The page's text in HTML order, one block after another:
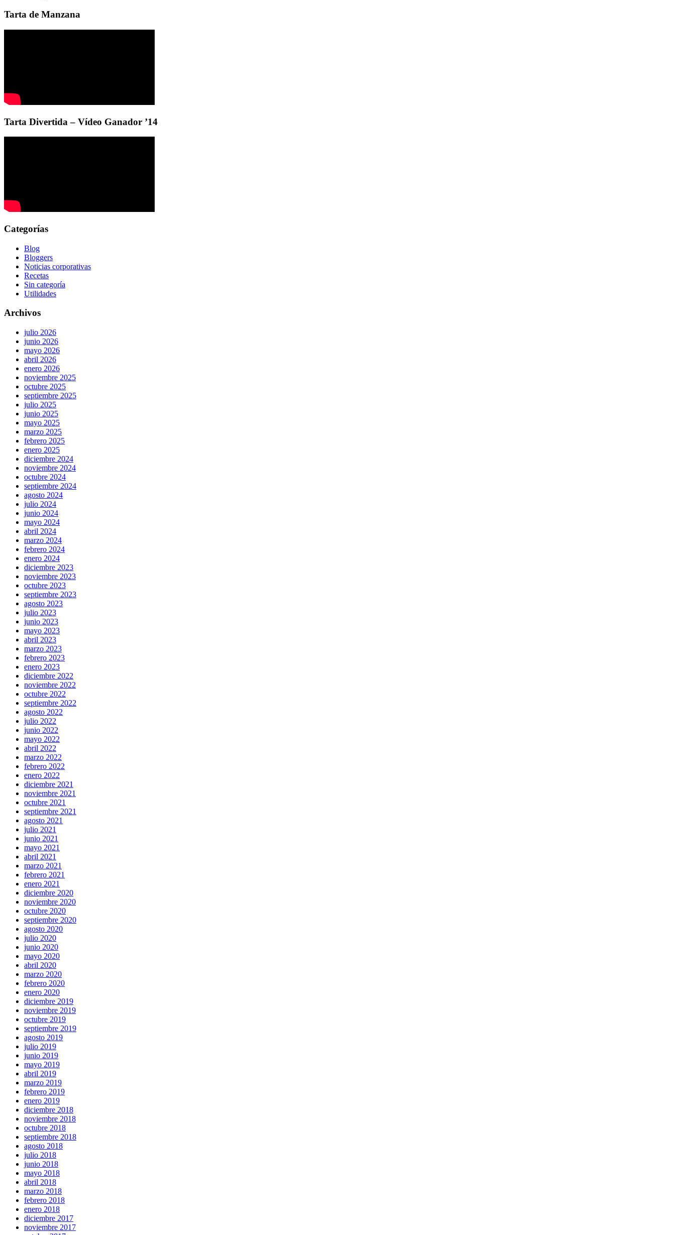
Tarta de Manzana
Tarta Divertida – Vídeo Ganador ’14
Categorías
Blog
Bloggers
Noticias corporativas
Recetas
Sin categoría
Utilidades
Archivos
julio 2026
junio 2026
mayo 2026
abril 2026
enero 2026
noviembre 2025
octubre 2025
septiembre 2025
julio 2025
junio 2025
mayo 2025
marzo 2025
febrero 2025
enero 2025
diciembre 2024
noviembre 2024
octubre 2024
septiembre 2024
agosto 2024
julio 2024
junio 2024
mayo 2024
abril 2024
marzo 2024
febrero 2024
enero 2024
diciembre 2023
noviembre 2023
octubre 2023
septiembre 2023
agosto 2023
julio 2023
junio 2023
mayo 2023
abril 2023
marzo 2023
febrero 2023
enero 2023
diciembre 2022
noviembre 2022
octubre 2022
septiembre 2022
agosto 2022
julio 2022
junio 2022
mayo 2022
abril 2022
marzo 2022
febrero 2022
enero 2022
diciembre 2021
noviembre 2021
octubre 2021
septiembre 2021
agosto 2021
julio 2021
junio 2021
mayo 2021
abril 2021
marzo 2021
febrero 2021
enero 2021
diciembre 2020
noviembre 2020
octubre 2020
septiembre 2020
agosto 2020
julio 2020
junio 2020
mayo 2020
abril 2020
marzo 2020
febrero 2020
enero 2020
diciembre 2019
noviembre 2019
octubre 2019
septiembre 2019
agosto 2019
julio 2019
junio 2019
mayo 2019
abril 2019
marzo 2019
febrero 2019
enero 2019
diciembre 2018
noviembre 2018
octubre 2018
septiembre 2018
agosto 2018
julio 2018
junio 2018
mayo 2018
abril 2018
marzo 2018
febrero 2018
enero 2018
diciembre 2017
noviembre 2017